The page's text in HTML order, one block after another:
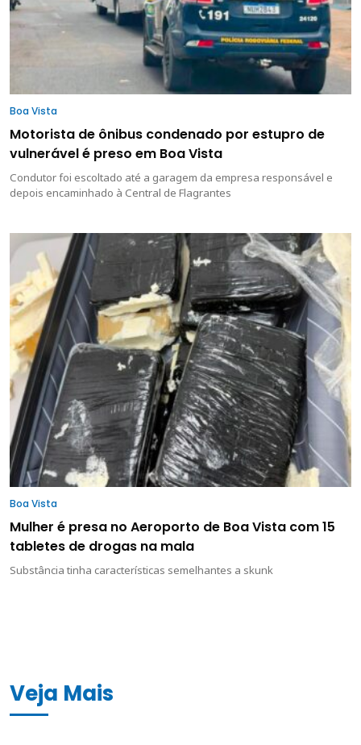
Boa Vista
Motorista de ônibus condenado por estupro de
vulnerável é preso em Boa Vista
Condutor foi escoltado até a garagem da empresa responsável e
depois encaminhado à Central de Flagrantes
Boa Vista
Mulher é presa no Aeroporto de Boa Vista com 15
tabletes de drogas na mala
Substância tinha características semelhantes a skunk
Veja Mais